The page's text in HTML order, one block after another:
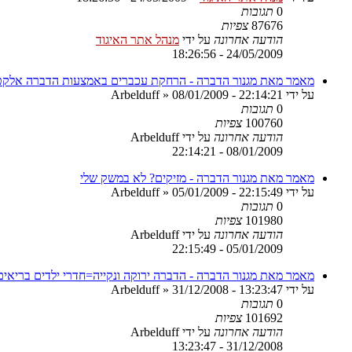
0 תגובות
87676 צפיות
הודעה אחרונה על ידי מנהל אתר האיגוד
24/05/2009 - 18:26:56
מאמר מאת מגנור הדברה - הרחקת עכברים באמצעות הדברה
על ידי
Arbelduff» 08/01/2009 - 22:14:21
0 תגובות
100760 צפיות
הודעה אחרונה על ידיArbelduff
08/01/2009 - 22:14:21
מאמר מאת מגנור הדברה - מזיקים? לא במשק שלי
על ידי
Arbelduff» 05/01/2009 - 22:15:49
0 תגובות
101980 צפיות
הודעה אחרונה על ידיArbelduff
05/01/2009 - 22:15:49
מאמר מאת מגנור הדברה - הדברה ירוקה ונקייה=חדרי ילדים
על ידי
Arbelduff» 31/12/2008 - 13:23:47
0 תגובות
101692 צפיות
הודעה אחרונה על ידיArbelduff
31/12/2008 - 13:23:47